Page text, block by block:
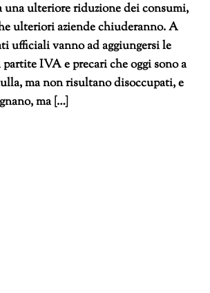
una ulteriore riduzione dei consumi,
ulteriori aziende chiuderanno. A
ufficiali vanno ad aggiungersi le
IVA e precari che oggi sono a
ma non risultano disoccupati, e
ma […]